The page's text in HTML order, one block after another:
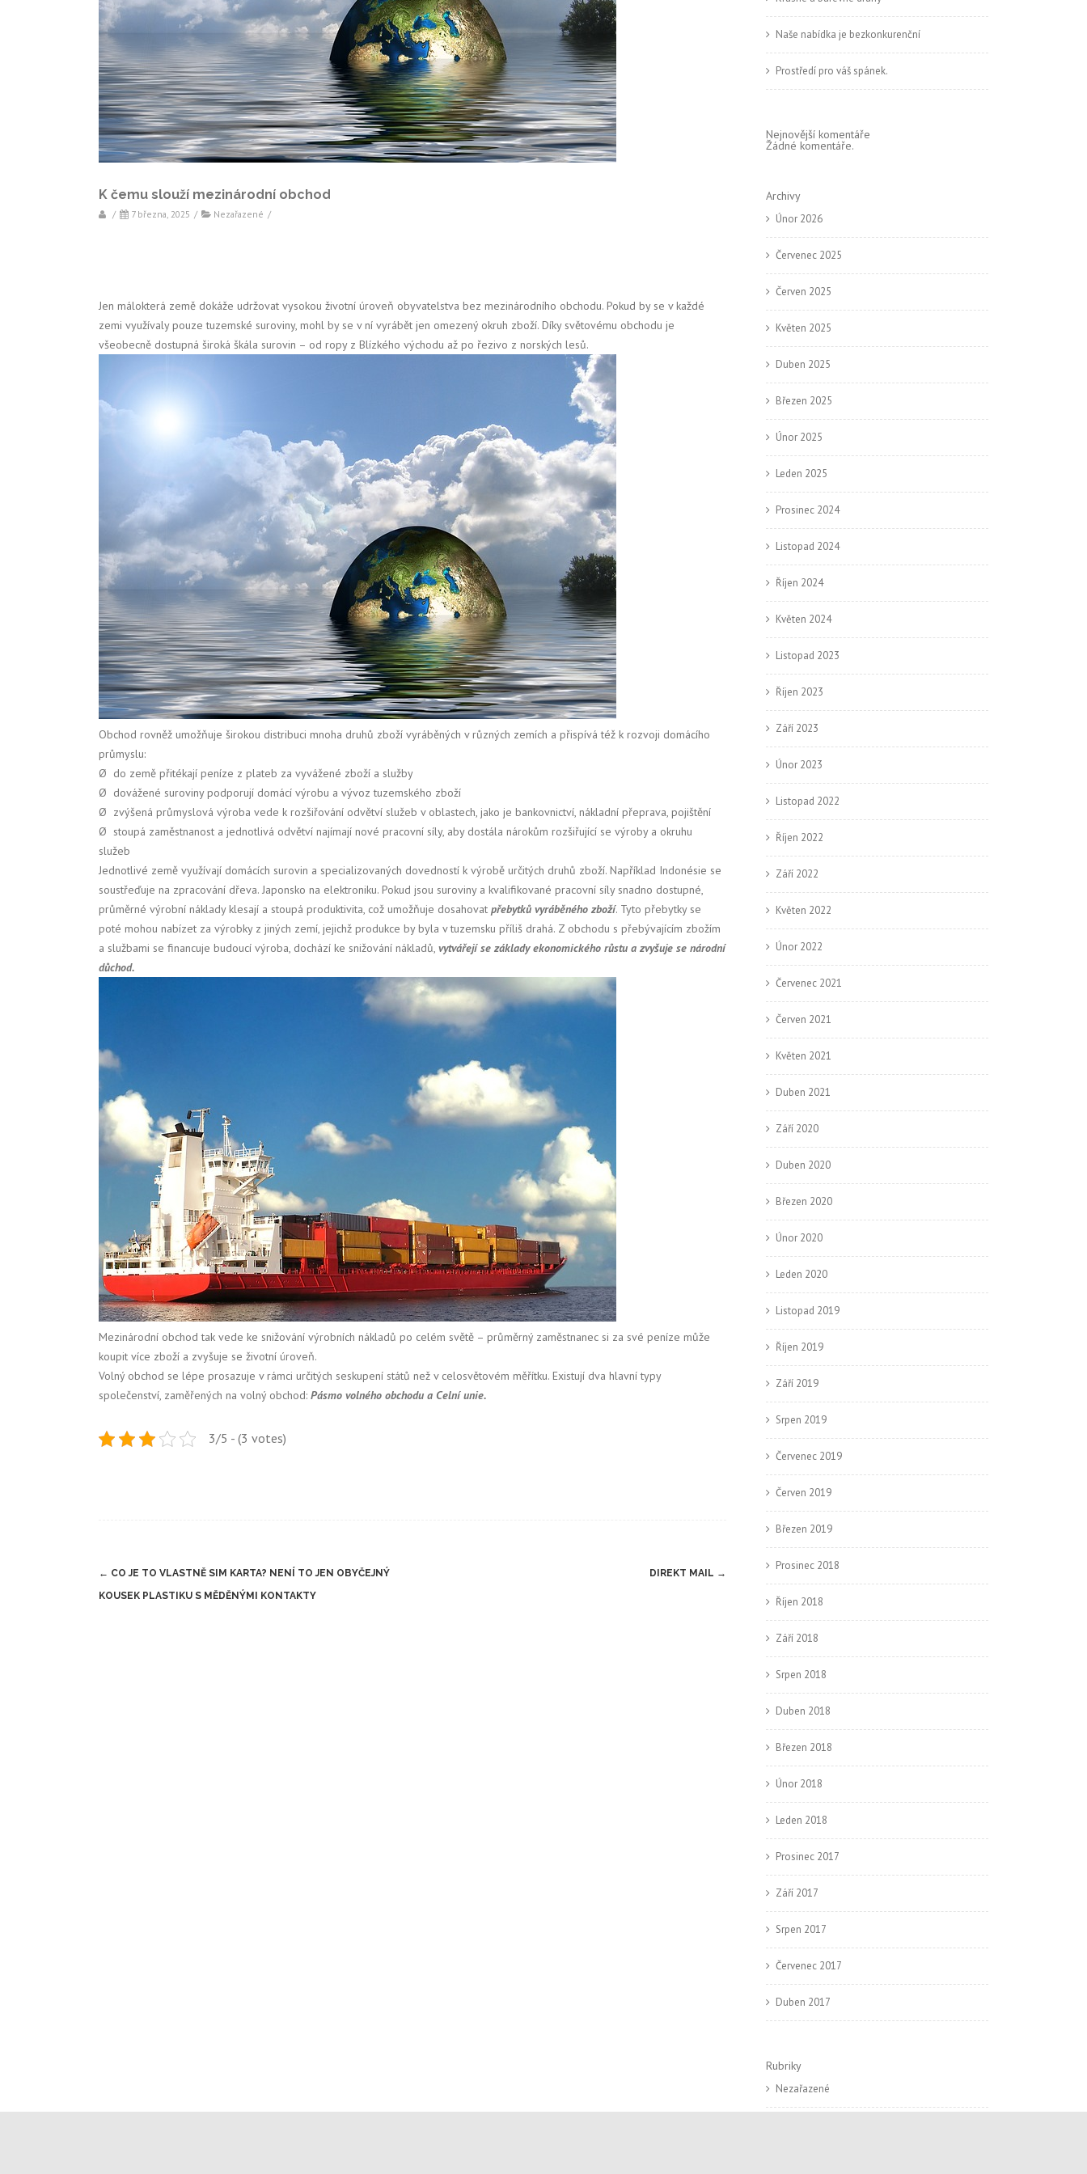
K čemu slouží mezinárodní obchod
/ 7 března, 2025 / Nezařazené /
Jen málokterá země dokáže udržovat vysokou životní úroveň obyvatelstva bez mezinárodního obchodu. Pokud by se v každé
zemi využívaly pouze tuzemské suroviny, mohl by se v ní vyrábět jen omezený okruh zboží. Díky světovému obchodu je
všeobecně dostupná široká škála surovin – od ropy z Blízkého východu až po řezivo z norských lesů.
Obchod rovněž umožňuje širokou distribuci mnoha druhů zboží vyráběných v různých zemích a přispívá též k rozvoji domácího
průmyslu:
Ø do země přitékají peníze z plateb za vyvážené zboží a služby
Ø dovážené suroviny podporují domácí výrobu a vývoz tuzemského zboží
Ø zvýšená průmyslová výroba vede k rozšiřování odvětví služeb v oblastech, jako je bankovnictví, nákladní přeprava, pojištění
Ø stoupá zaměstnanost a jednotlivá odvětví najímají nové pracovní síly, aby dostála nárokům rozšiřující se výroby a okruhu
služeb
Jednotlivé země využívají domácích surovin a specializovaných dovedností k výrobě určitých druhů zboží. Například Indonésie se
soustřeďuje na zpracování dřeva. Japonsko na elektroniku. Pokud jsou suroviny a kvalifikované pracovní síly snadno dostupné,
průměrné výrobní náklady klesají a stoupá produktivita, což umožňuje dosahovat přebytků vyráběného zboží. Tyto přebytky se
poté mohou nabízet za výrobky z jiných zemí, jejichž produkce by byla v tuzemsku příliš drahá. Z obchodu s přebývajícím zbožím
a službami se financuje budoucí výroba, dochází ke snižování nákladů, vytvářejí se základy ekonomického růstu a zvyšuje se národní
důchod.
Mezinárodní obchod tak vede ke snižování výrobních nákladů po celém světě – průměrný zaměstnanec si za své peníze může
koupit více zboží a zvyšuje se životní úroveň.
Volný obchod se lépe prosazuje v rámci určitých seskupení států než v celosvětovém měřítku. Existují dva hlavní typy
společenství, zaměřených na volný obchod: Pásmo volného obchodu a Celní unie.
3/5 - (3 votes)
Post
navigation
← CO JE TO VLASTNĚ SIM KARTA? NENÍ TO JEN OBYČEJNÝ
KOUSEK PLASTIKU S MĚDĚNÝMI KONTAKTY
DIREKT MAIL →
Naše nabídka je bezkonkurenční
Prostředí pro váš spánek.
Nejnovější komentáře
Žádné komentáře.
Archivy
Únor 2026
Červenec 2025
Červen 2025
Květen 2025
Duben 2025
Březen 2025
Únor 2025
Leden 2025
Prosinec 2024
Listopad 2024
Říjen 2024
Květen 2024
Listopad 2023
Říjen 2023
Září 2023
Únor 2023
Listopad 2022
Říjen 2022
Září 2022
Květen 2022
Únor 2022
Červenec 2021
Červen 2021
Květen 2021
Duben 2021
Září 2020
Duben 2020
Březen 2020
Únor 2020
Leden 2020
Listopad 2019
Říjen 2019
Září 2019
Srpen 2019
Červenec 2019
Červen 2019
Březen 2019
Prosinec 2018
Říjen 2018
Září 2018
Srpen 2018
Duben 2018
Březen 2018
Únor 2018
Leden 2018
Prosinec 2017
Září 2017
Srpen 2017
Červenec 2017
Duben 2017
Rubriky
Nezařazené